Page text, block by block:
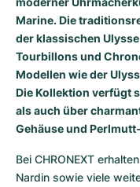
Damenuhren
Damenuhren
Marine. Die
der klassischen
Tourbillons und
Modellen wie der
Die Kollektion verfügt
als auch über
Gehäuse und
Bei CHRONEXT
Nardin sowie viele